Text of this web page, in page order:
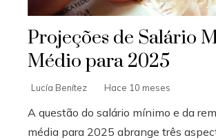
Projeções de Salário
Médio para 2025
Lucía Benítez Hace 10 meses
A questão do salário mínimo e da
média para 2025 abrange três